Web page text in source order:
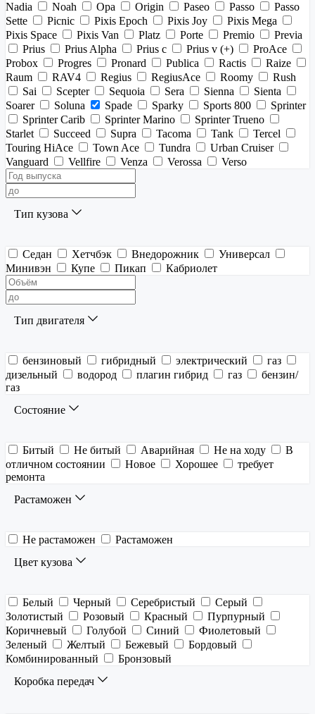
Nadia
Noah Opa Origin Paseo Passo
Passo
Sette
Picnic Pixis Epoch Pixis Joy
Pixis Mega
Pixis Space
Pixis Van Platz Porte Premio
Previa
Prius
Prius Alpha Prius c Prius v (+)
ProAce
Probox
Progres Pronard Publica Ractis
Raize
Raum
RAV4 Regius RegiusAce Roomy
Rush
Sai
Scepter Sequoia Sera Sienna
Sienta
Soarer
Soluna Spade Sparky Sports 800
Sprinter
Sprinter Carib
Sprinter Marino
Sprinter Trueno
Starlet
Succeed Supra Tacoma Tank
Tercel
Touring HiAce
Town Ace Tundra
Urban Cruiser
Vanguard
Vellfire Venza Verossa Verso
Тип кузова
Седан Хетчбэк Внедорожник
Универсал
Минивэн
Купе Пикап Кабриолет
Тип двигателя
бензиновый гибридный электрический
газ
дизельный
водород плагин гибрид газ
бензин/
газ
Состояние
Битый Не битый Аварийная Не на ходу
В
отличном состоянии
Новое Хорошее
требует
ремонта
Растаможен
Не растаможен
Растаможен
Цвет кузова
Белый Черный Серебристый
Серый
Золотистый
Розовый Красный
Пурпурный
Коричневый
Голубой Синий
Фиолетовый
Зеленый
Желтый Бежевый
Бордовый
Комбинированный
Бронзовый
Коробка передач